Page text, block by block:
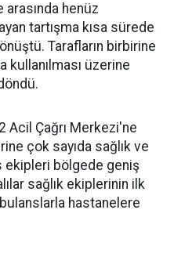
arasında henüz
tartışma kısa sürede
Tarafların birbirine
kullanılması üzerine
Acil Çağrı Merkezi'ne
çok sayıda sağlık ve
ekipleri bölgede geniş
sağlık ekiplerinin ilk
hastanelere